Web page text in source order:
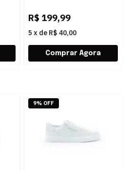
R$ 199,99
5 x de R$ 40,00
9% OFF